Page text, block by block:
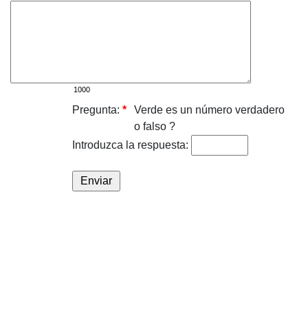
Pregunta: *
Verde es un número verdadero
o falso ?
Introduzca la respuesta: